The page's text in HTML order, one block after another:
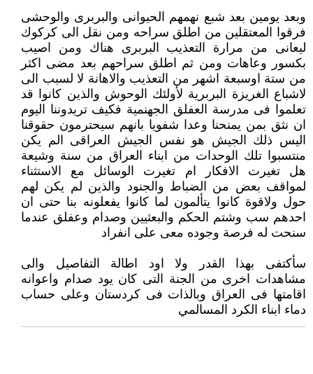
وبعد يومين بعد شبع نهمهم الحيوانى والبربرى والوحشى
فرقوا المعتقلين من اطلق سراحه ومن نقل الى كركوك
ليعانى من مرارة التعذيب البربرى هناك ومن اصيب
بكسور وعاهات ومن ثم اطلق سراحهم بعد مضى اكثر
من ستة اوسبعة اشهر من التعذيب والاهانة لا لسبب الى
لاشباع الغريزة البربرية لأولئك الوحوش والذين كانوا قد
تعلموا فى مدرسة العفلق الجهنمية فكيف تريدوننا اليوم
ان نثق بمن يمنحنا وعدا شفويا بانهم سيحترمون حقوقنا
اليس ذلك الجيش هو نفس الجيش العراقى الم يكن
منتسبوا تلك الوحدات من ابناء العراق من سنة وشيعة
هل تغيرت الافكار ام تغيرت الوسائل مع الاستثناء
لمواقف بعض من الضباط والجنود والذين لم يكن لهم
حول ولاقوة كانوا يتألمون لما كانوا يفعلونه بنا حتى ان
احدهم سب وشتم الحكم والبعثيين وصدام وعفلق عندما
سنحت له فرصة وجوده معى على انفراد
سأكتفى بهذا القدر ولا اود اطالة التفاصيل والى
مشاهدات اخرى من الجنة التى كان يود صدام واعوانه
اقامتها فى العراق وبالذات فى كردستان وعلى حساب
دماء ابناء الكرد المسالمي